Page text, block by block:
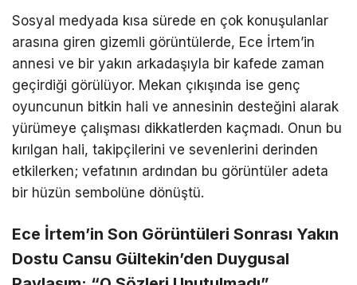
Sosyal medyada kısa sürede en çok konuşulanlar
arasına giren gizemli görüntülerde, Ece İrtem’in
annesi ve bir yakın arkadaşıyla bir kafede zaman
geçirdiği görülüyor. Mekan çıkışında ise genç
oyuncunun bitkin hali ve annesinin desteğini alarak
yürümeye çalışması dikkatlerden kaçmadı. Onun bu
kırılgan hali, takipçilerini ve sevenlerini derinden
etkilerken; vefatının ardından bu görüntüler adeta
bir hüzün sembolüne dönüştü.
Ece İrtem’in Son Görüntüleri Sonrası Yakın
Dostu Cansu Gültekin’den Duygusal